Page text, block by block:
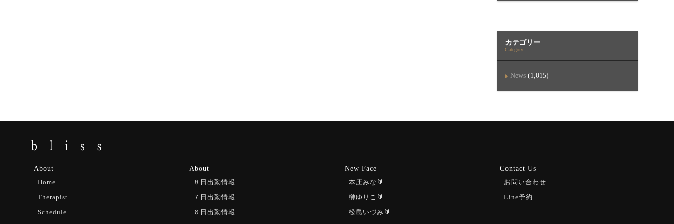
カテゴリー
Category
News (1,015)
About
Home
Therapist
Schedule
About
８日出勤情報
７日出勤情報
６日出勤情報
New Face
本庄みな🔰
榊ゆりこ🔰
松島いづみ🔰
Contact Us
お問い合わせ
Line予約